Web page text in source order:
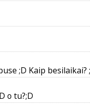
;D Kaip besilaikai?
o tu?;D